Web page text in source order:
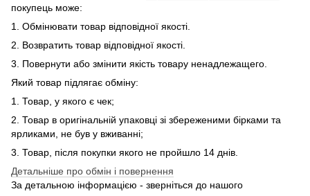
покупець може:
1. Обмінювати товар відповідної якості.
2. Возвратить товар відповідної якості.
3. Повернути або змінити якість товару ненадлежащего.
Який товар підлягає обміну:
1. Товар, у якого є чек;
2. Товар в оригінальній упаковці зі збереженими бірками та
ярликами, не був у вживанні;
3. Товар, після покупки якого не пройшло 14 днів.
Детальніше про обмін і повернення
За детальною інформацією - зверніться до нашого